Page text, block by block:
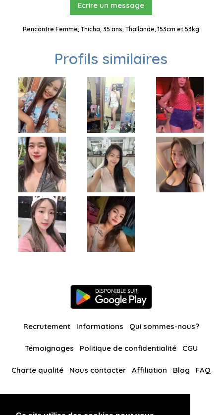
Ecrire un message
Rencontre Femme, Thicha, 35 ans, Thaïlande, 153cm et 53kg
Profils similaires
Recrutement Informations Qui sommes-nous?
Témoignages Politique de confidentialité CGU
Charte qualité Nous contacter Affiliation Blog FAQ